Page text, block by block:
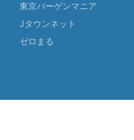
東京バーゲンマニア
Jタウンネット
ゼロまる